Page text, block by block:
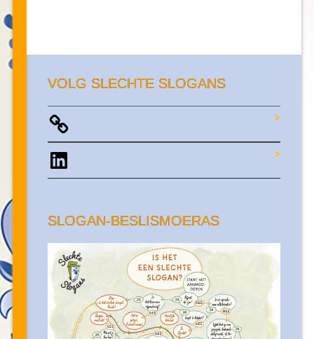
VOLG SLECHTE SLOGANS
LinkedIn
SLOGAN-BESLISMOERAS